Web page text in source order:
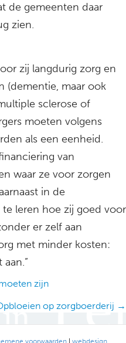
de gemeenten daar
zien.
zij langdurig zorg en
(dementie, maar ook
sclerose of
moeten volgens
als een eenheid.
van
waar ze voor zorgen
in de
leren hoe zij goed voor
er zelf aan
met minder kosten:
zijn
op zorgboerderij →